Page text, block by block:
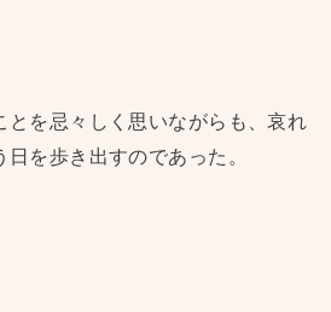
とを忌々しく思いながらも、哀れ
を歩き出すのであった。